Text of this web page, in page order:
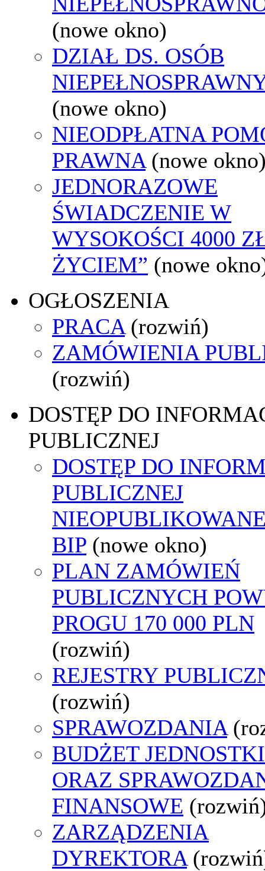
(nowe okno)
DZIAŁ DS. OSÓB
(nowe okno)
NIEODPŁATNA
PRAWNA (nowe
JEDNORAZOWE
ŚWIADCZENIE W
WYSOKOŚCI 4000
ŻYCIEM” (nowe
OGŁOSZENIA
PRACA (rozwiń)
ZAMÓWIENIA
(rozwiń)
DOSTĘP DO
PUBLICZNEJ
DOSTĘP DO
PUBLICZNEJ
BIP (nowe okno)
PLAN ZAMÓWIEŃ
PUBLICZNYCH
PROGU 170 000 PLN
(rozwiń)
REJESTRY
(rozwiń)
SPRAWOZDANIA
BUDŻET JEDNOSTKI
ORAZ
FINANSOWE
ZARZĄDZENIA
DYREKTORA